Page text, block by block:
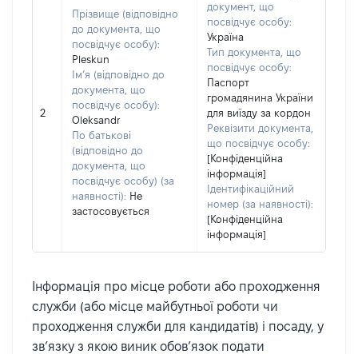
2
Прізвище (відповідно
до документа, що
посвідчує особу):
Pleskun
Ім’я (відповідно до
документа, що
посвідчує особу):
Oleksandr
По батькові
(відповідно до
документа, що
посвідчує особу) (за
наявності): Не
застосовується
документ, що
посвідчує особу:
Україна
Тип документа, що
посвідчує особу:
Паспорт
громадянина України
для виїзду за кордон
Реквізити документа,
що посвідчує особу:
[Конфіденційна
інформація]
Ідентифікаційний
номер (за наявності):
[Конфіденційна
інформація]
Інформація про місце роботи або проходження
служби (або місце майбутньої роботи чи
проходження служби для кандидатів) і посаду, у
зв’язку з якою виник обов’язок подати